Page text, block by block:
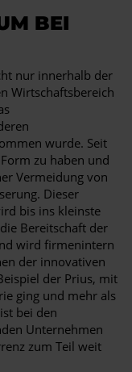
BEI
nur innerhalb der
Wirtschaftsbereich
wurde. Seit
zu haben und
Vermeidung von
Dieser
bis ins kleinste
Bereitschaft der
wird firmenintern
der innovativen
der Prius, mit
ging und mehr als
bei den
Unternehmen
zum Teil weit